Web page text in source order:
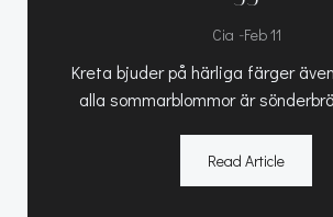
Cia -Feb 11
Kreta bjuder på härliga färger
alla sommarblommor är
Read Article